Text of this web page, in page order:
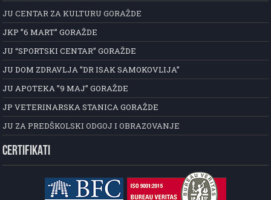
JU CENTAR ZA KULTURU GORAŽDE
JKP ”6 MART” GORAŽDE
JU “SPORTSKI CENTAR” GORAŽDE
JU DOM ZDRAVLJA ”DR ISAK SAMOKOVLIJA”
JU APOTEKA ”9 MAJ” GORAŽDE
JP VETERINARSKA STANICA GORAŽDE
JU ZA PREDŠKOLSKI ODGOJ I OBRAZOVANJE
CERTIFIKATI